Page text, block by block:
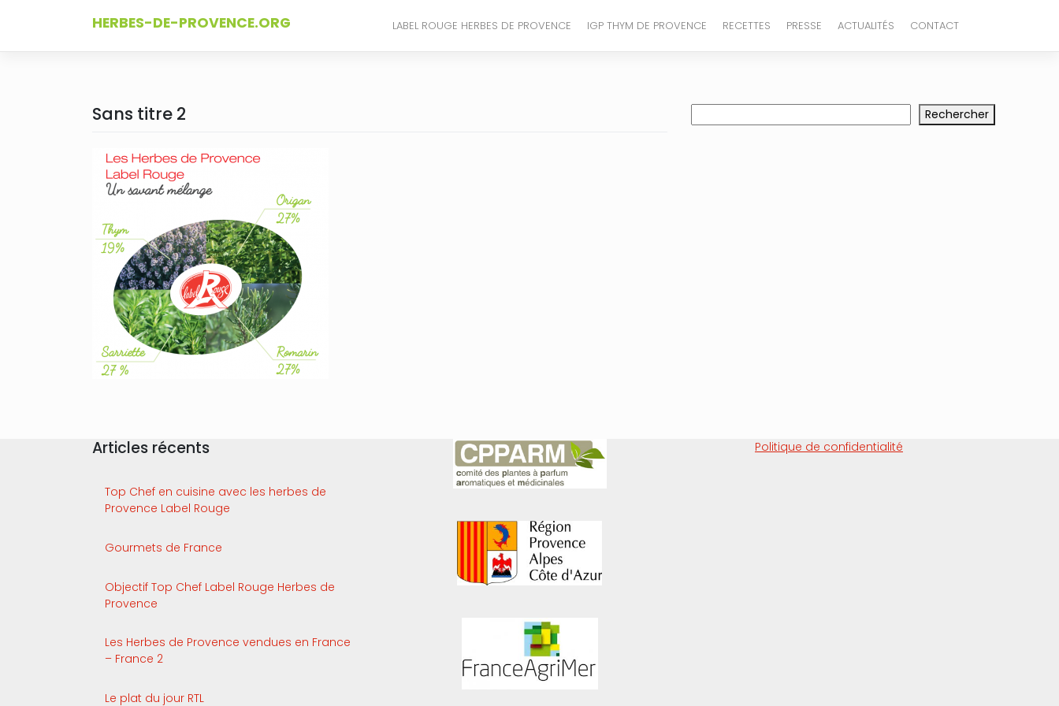
HERBES-DE-PROVENCE.ORG LABEL ROUGE HERBES DE PROVENCE IGP THYM DE PROVENCE RECETTES PRESSE ACTUALITÉS CONTACT
Sans titre 2 Rechercher
Articles récents
Top Chef en cuisine avec les herbes de
Provence Label Rouge
Gourmets de France
Objectif Top Chef Label Rouge Herbes de
Provence
Les Herbes de Provence vendues en France
– France 2
Le plat du jour RTL
Politique de confidentialité